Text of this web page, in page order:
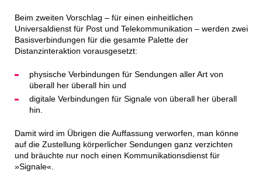
Beim zweiten Vorschlag – für einen einheitlichen
Universaldienst für Post und Telekommunikation – werden zwei
Basisverbindungen für die gesamte Palette der
Distanzinteraktion vorausgesetzt:
physische Verbindungen für Sendungen aller Art von
überall her überall hin und
digitale Verbindungen für Signale von überall her überall
hin.
Damit wird im Übrigen die Auffassung verworfen, man könne
auf die Zustellung körperlicher Sendungen ganz verzichten
und bräuchte nur noch einen Kommunikationsdienst für
»Signale«.